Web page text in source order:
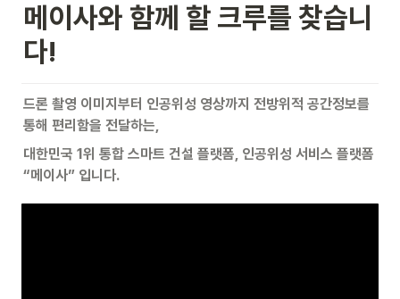
메이사와 함께 할 크루를 찾습니
다!
드론 촬영 이미지부터 인공위성 영상까지 전방위적 공간정보를
통해 편리함을 전달하는,
대한민국 1위 통합 스마트 건설 플랫폼, 인공위성 서비스 플랫폼
“메이사” 입니다.